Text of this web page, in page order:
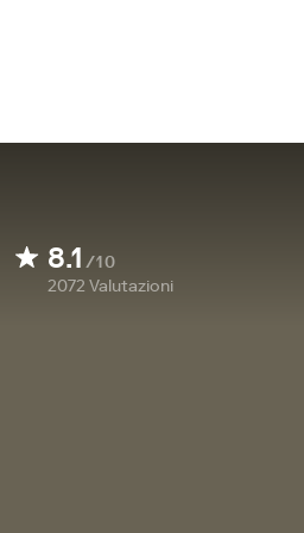
8.1 /10
2072 Valutazioni